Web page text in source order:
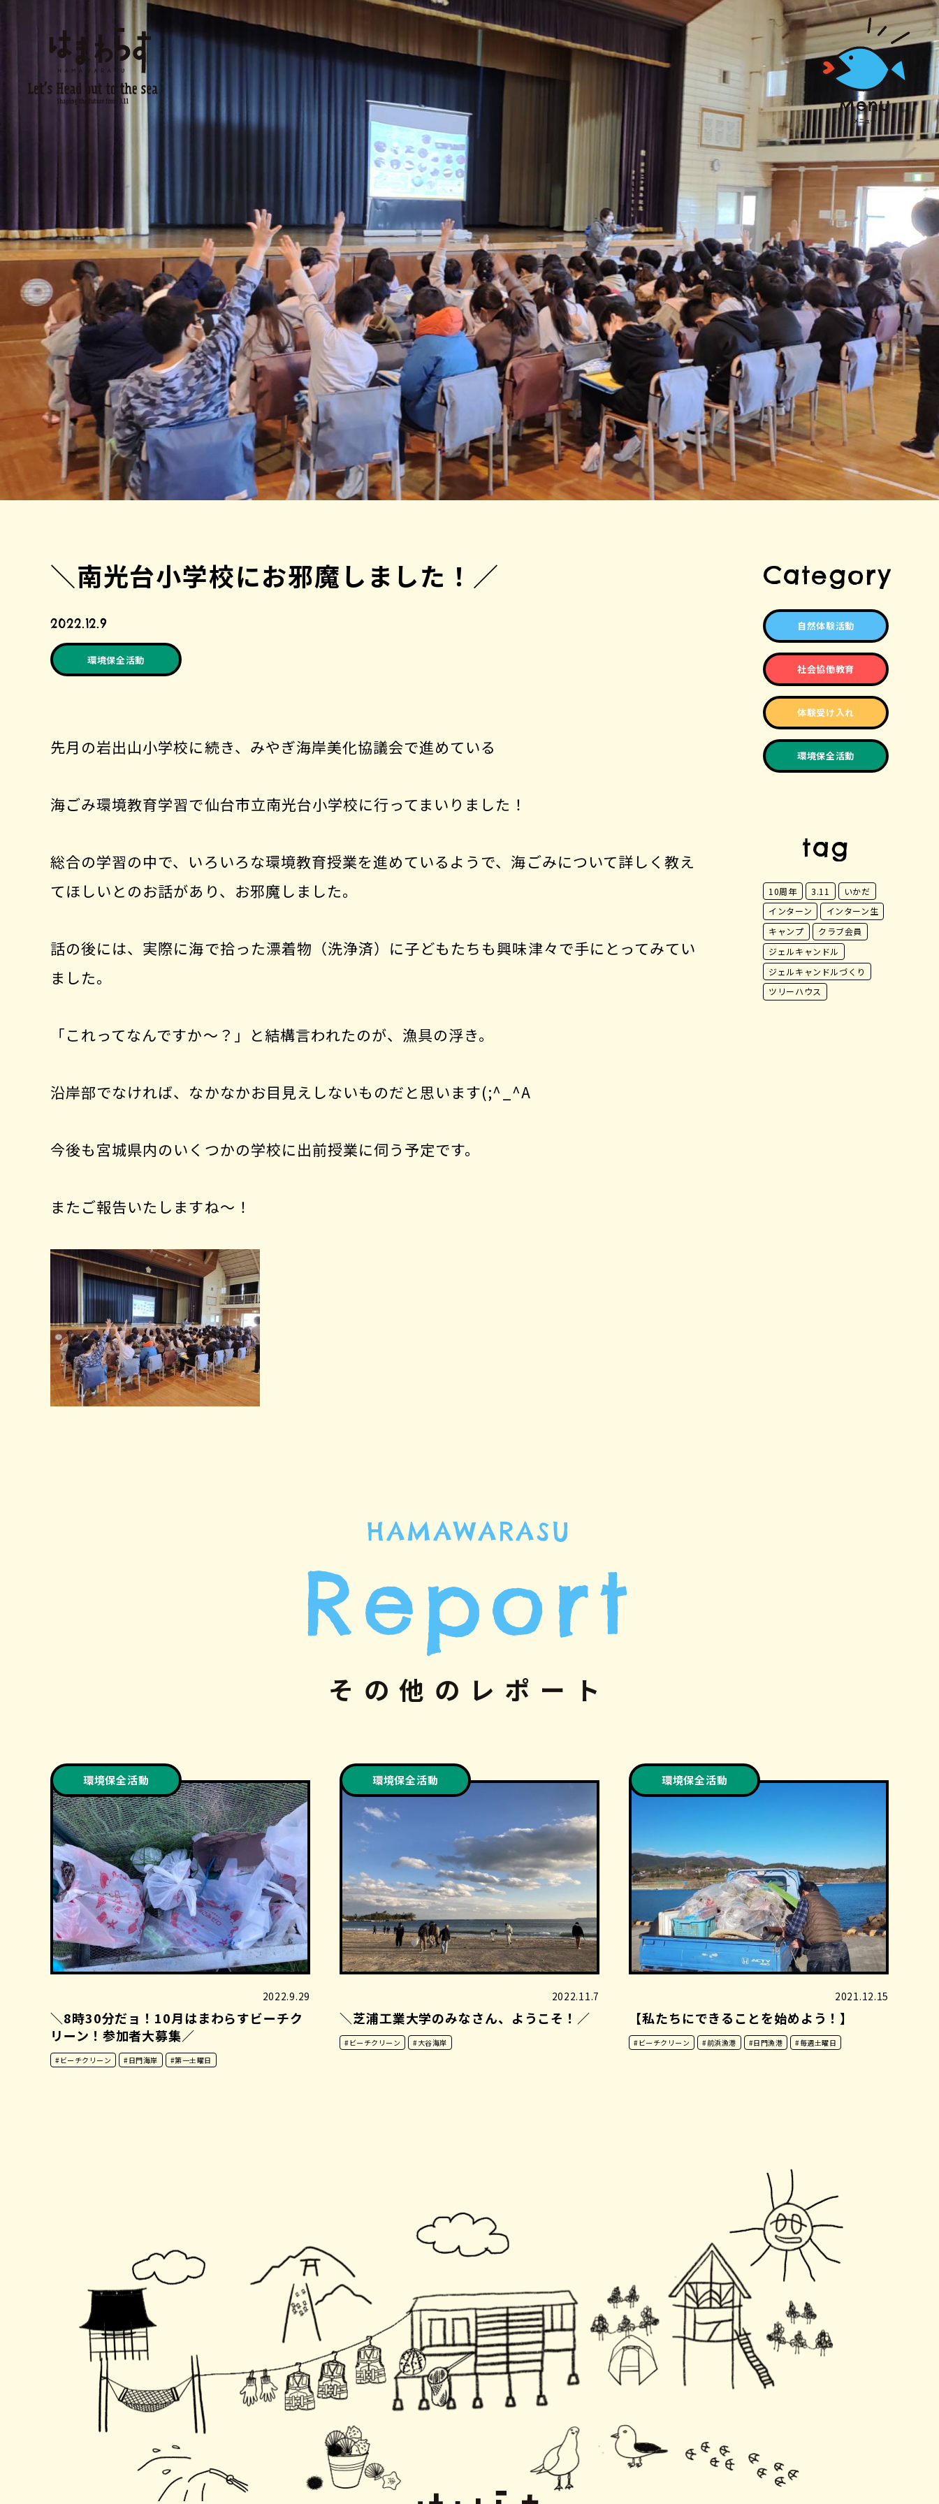
＼南光台小学校にお邪魔しました！／
2022.12.9
環境保全活動
先月の岩出山小学校に続き、みやぎ海岸美化協議会で進めている
海ごみ環境教育学習で仙台市立南光台小学校に行ってまいりました！
総合の学習の中で、いろいろな環境教育授業を進めているようで、海ごみについて詳しく教え
てほしいとのお話があり、お邪魔しました。
話の後には、実際に海で拾った漂着物（洗浄済）に子どもたちも興味津々で手にとってみてい
ました。
「これってなんですか～？」と結構言われたのが、漁具の浮き。
沿岸部でなければ、なかなかお目見えしないものだと思います(;^_^A
今後も宮城県内のいくつかの学校に出前授業に伺う予定です。
またご報告いたしますね～！
Category
自然体験活動
社会協働教育
体験受け入れ
環境保全活動
tag
10周年 3.11
いかだ
インターン
インターン生
キャンプ
クラブ会員
ジェルキャンドル
ジェルキャンドルづくり
ツリーハウス
HAMAWARASU
Report
その他のレポート
環境保全活動
2022.9.29
＼8時30分だョ！10月はまわらすビーチク
リーン！参加者大募集／
#ビーチクリーン #日門海岸 #第一土曜日
環境保全活動
2022.11.7
＼芝浦工業大学のみなさん、ようこそ！／
#ビーチクリーン #大谷海岸
環境保全活動
2021.12.15
【私たちにできることを始めよう！】
#ビーチクリーン #前浜漁港 #日門漁港 #毎週土曜日